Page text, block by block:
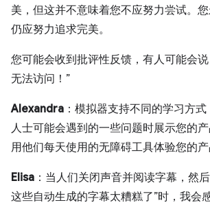
美，但这并不意味着您不应努力尝试。
仍应努力追求完美。
您可能会收到批评性反馈，有人可能会
无法访问！”
Alexandra ：模拟器支持不同的学习方
人士可能会遇到的一些问题时展示您的
用他们每天使用的无障碍工具体验您的产
Elisa ：当人们关闭声音并阅读字幕，然
这些自动生成的字幕太糟糕了”时，我会